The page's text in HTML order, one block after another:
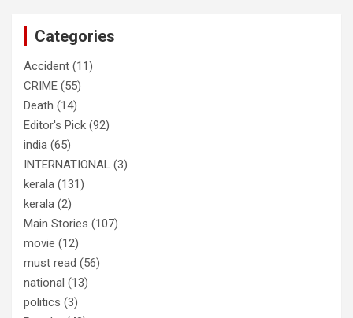
Categories
Accident (11)
CRIME (55)
Death (14)
Editor's Pick (92)
india (65)
INTERNATIONAL (3)
kerala (131)
kerala (2)
Main Stories (107)
movie (12)
must read (56)
national (13)
politics (3)